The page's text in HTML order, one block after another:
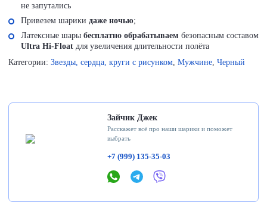
не запутались
Привезем шарики даже ночью;
Латексные шары бесплатно обрабатываем безопасным составом
Ultra Hi-Float для увеличения длительности полёта
Категории: Звезды, сердца, круги с рисунком Мужчине Черный
Зайчик Джек
Расскажет всё про наши шарики и поможет
выбрать
+7 (999) 135-35-03